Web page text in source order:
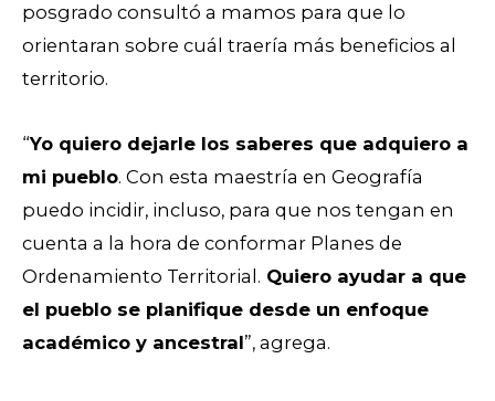
posgrado consultó a mamos para que lo
orientaran sobre cuál traería más beneficios al
territorio.
“Yo quiero dejarle los saberes que adquiero a
mi pueblo. Con esta maestría en Geografía
puedo incidir, incluso, para que nos tengan en
cuenta a la hora de conformar Planes de
Ordenamiento Territorial. Quiero ayudar a que
el pueblo se planifique desde un enfoque
académico y ancestral”, agrega.